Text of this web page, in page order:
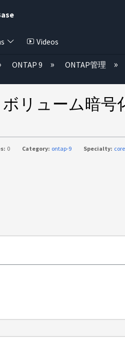
Videos
/折りたたむ
ONTAP 9 ONTAP管理
ボリューム暗
0 Category: ontap-9 Specialty: